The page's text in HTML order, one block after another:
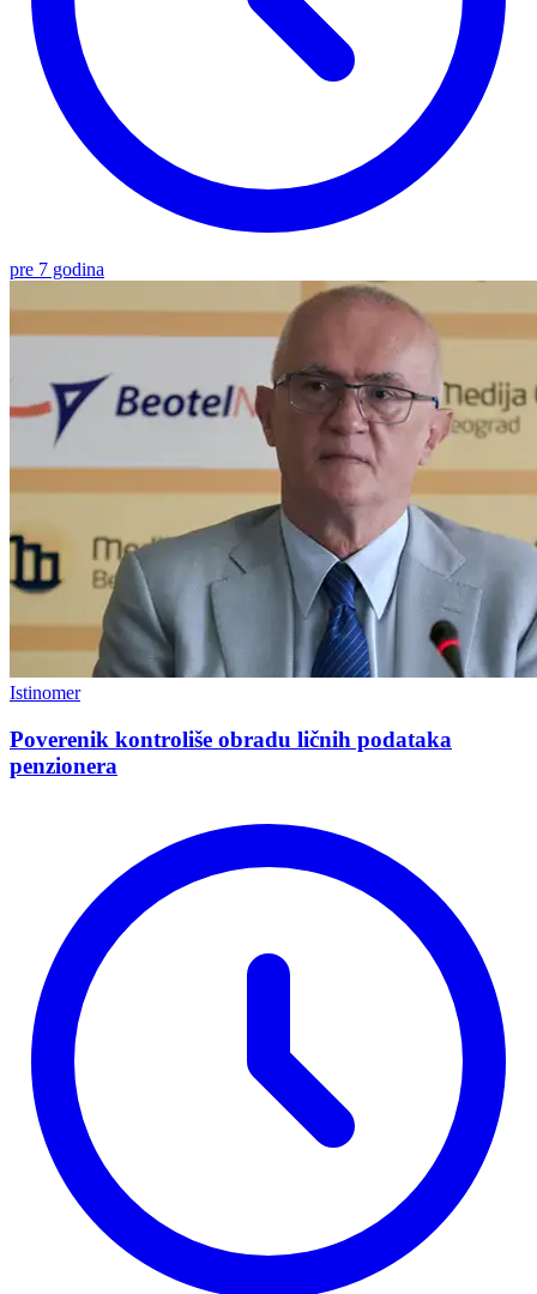
pre 7 godina
Istinomer
Poverenik kontroliše obradu ličnih podataka
penzionera